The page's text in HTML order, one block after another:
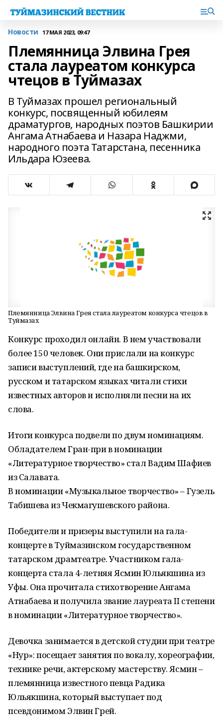
Новости 17 МАЯ 2023, 09:47
Племянница Элвина Грея
стала лауреатом конкурса
чтецов в Туймазах
В Туймазах прошел региональный
конкурс, посвященный юбилеям
драматургов, народных поэтов Башкирии
Ангама Атнабаева и Назара Наджми,
народного поэта Татарстана, песенника
Ильдара Юзеева.
Племянница Элвина Грея стала лауреатом конкурса чтецов в
Туймазах
Конкурс проходил онлайн. В нем участвовали
более 150 человек. Они прислали на конкурс
записи выступлений, где на башкирском,
русском и татарском языках читали стихи
известных авторов и исполняли песни на их
слова.
Итоги конкурса подвели по двум номинациям.
Обладателем Гран-при в номинации
«Литературное творчество» стал Вадим Шафиев
из Салавата.
В номинации «Музыкальное творчество» – Гузель
Табишева из Чекмагушевского района.
Победители и призеры выступили на гала-
концерте в Туймазинском государственном
татарском драмтеатре. Участником гала-
концерта стала 4-летняя Ясмин Юльякшина из
Уфы. Она прочитала стихотворение Ангама
Атнабаева и получила звание лауреата II степени
в номинации «Литературное творчество».
Девочка занимается в детской студии при театре
«Нур»: посещает занятия по вокалу, хореографии,
технике речи, актерскому мастерству. Ясмин –
племянница известного певца Радика
Юльякшина, который выступает под
псевдонимом Элвин Грей.